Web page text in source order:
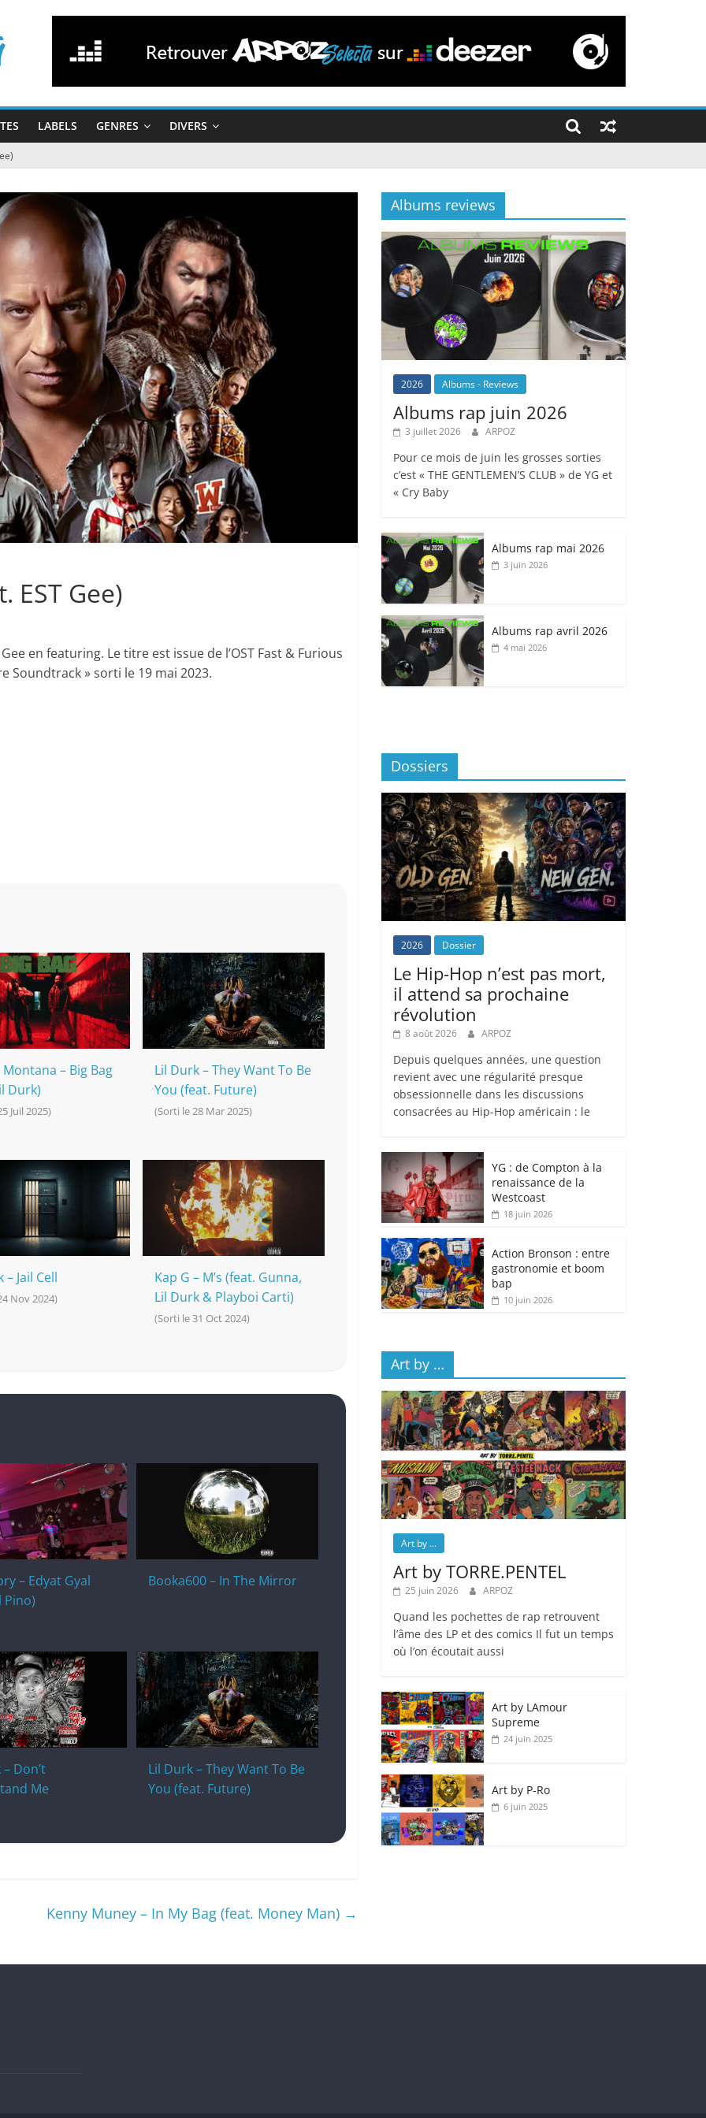
LABELS GENRES DIVERS
EST Gee)
en featuring. Le titre est issue de l’OST Fast & Furious
Soundtrack » sorti le 19 mai 2023.
– Big Bag
Durk)
Juil 2025)
Lil Durk – They Want To Be
You (feat. Future)
(Sorti le 28 Mar 2025)
– Jail Cell
Nov 2024)
Kap G – M’s (feat. Gunna,
Lil Durk & Playboi Carti)
(Sorti le 31 Oct 2024)
– Edyat Gyal
Pino)
Booka600 – In The Mirror
Don’t
Me
Lil Durk – They Want To Be
You (feat. Future)
Kenny Muney – In My Bag (feat. Money Man) →
Albums reviews
2026 Albums - Reviews
Albums rap juin 2026
3 juillet 2026 ARPOZ
Pour ce mois de juin les grosses sorties
c’est « THE GENTLEMEN’S CLUB » de YG et
« Cry Baby
Albums rap mai 2026
3 juin 2026
Albums rap avril 2026
4 mai 2026
Dossiers
2026 Dossier
Le Hip-Hop n’est pas mort,
il attend sa prochaine
révolution
8 août 2026 ARPOZ
Depuis quelques années, une question
revient avec une régularité presque
obsessionnelle dans les discussions
consacrées au Hip-Hop américain : le
YG : de Compton à la
renaissance de la
Westcoast
18 juin 2026
Action Bronson : entre
gastronomie et boom
bap
10 juin 2026
Art by …
Art by ...
Art by TORRE.PENTEL
25 juin 2026 ARPOZ
Quand les pochettes de rap retrouvent
l’âme des LP et des comics Il fut un temps
où l’on écoutait aussi
Art by LAmour
Supreme
24 juin 2025
Art by P‑Ro
6 juin 2025